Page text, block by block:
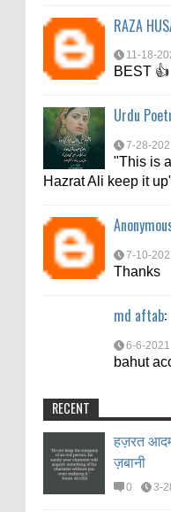
6-6-2021
RAZA
11-18-
BEST 👍
Urdu
7-28-
"This is
Hazrat Ali keep it
7-10-
Thanks
md aftab:
6-6-2021
bahut
RECENT
हज़रत
ज़बानी
0 3-